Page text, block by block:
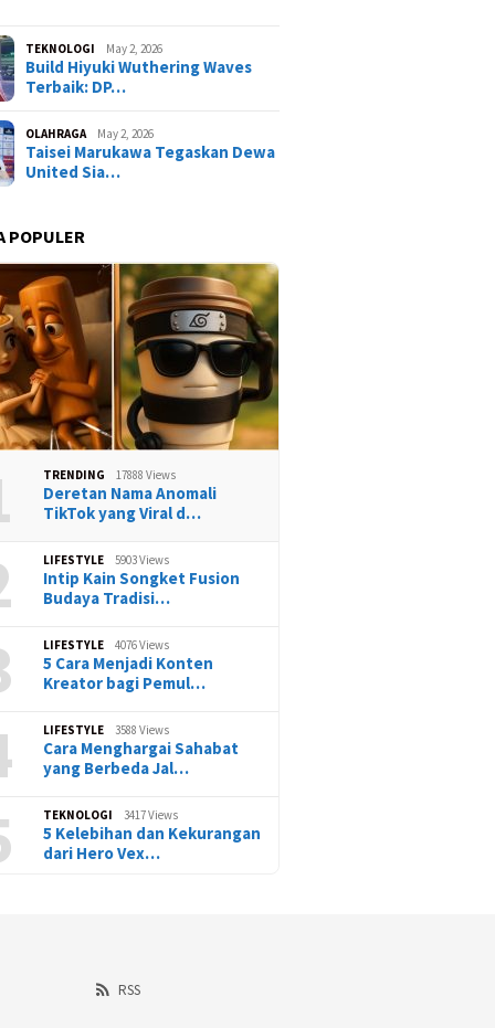
TEKNOLOGI May 2, 2026
Build Hiyuki Wuthering Waves
Terbaik: DP…
OLAHRAGA May 2, 2026
Taisei Marukawa Tegaskan Dewa
United Sia…
POPULER
TRENDING 17888 Views
Deretan Nama Anomali
TikTok yang Viral d…
LIFESTYLE 5903 Views
Intip Kain Songket Fusion
Budaya Tradisi…
LIFESTYLE 4076 Views
5 Cara Menjadi Konten
Kreator bagi Pemul…
LIFESTYLE 3588 Views
Cara Menghargai Sahabat
yang Berbeda Jal…
TEKNOLOGI 3417 Views
5 Kelebihan dan Kekurangan
dari Hero Vex…
RSS